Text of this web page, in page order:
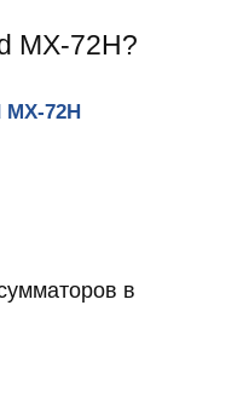
MX-72H?
72H
в